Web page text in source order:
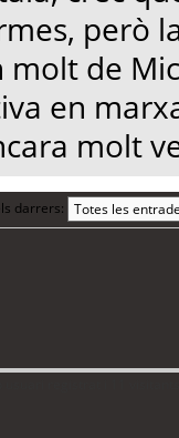
però
de
en
molt
darrers: